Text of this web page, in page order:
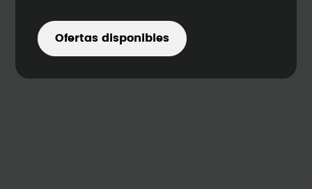
Ofertas disponibles